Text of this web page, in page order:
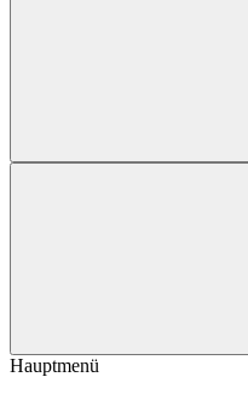
Hauptmenü